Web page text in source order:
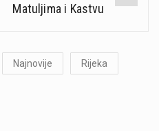
Matuljima i Kastvu
Najnovije Rijeka